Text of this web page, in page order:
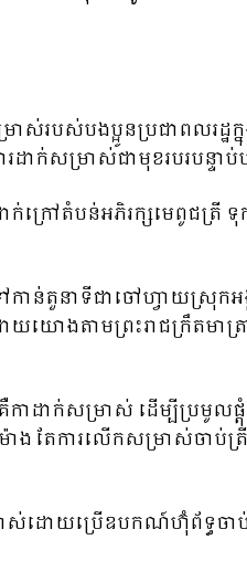
ាស់របស់បងប្អូនប្រជាពលរដ្ឋ
ដាក់សម្រាស់ជាមុខរបរបន្ទាប់
ក្រៅតំបន់អភិរក្សមេពូជត្រី ទុ
តួនាទីជាចៅហ្វាយស្រុកអង្
យយោងតាមព្រះរាជក្រឹតមា
ាដាក់សម្រាស់ ដើម្បីប្រមូលផ្
តែការលើកសម្រាស់ចាប់ត្រី
ស់ដោយប្រើឧបកណ៍ហ៊ុំព័ទ្ធចា